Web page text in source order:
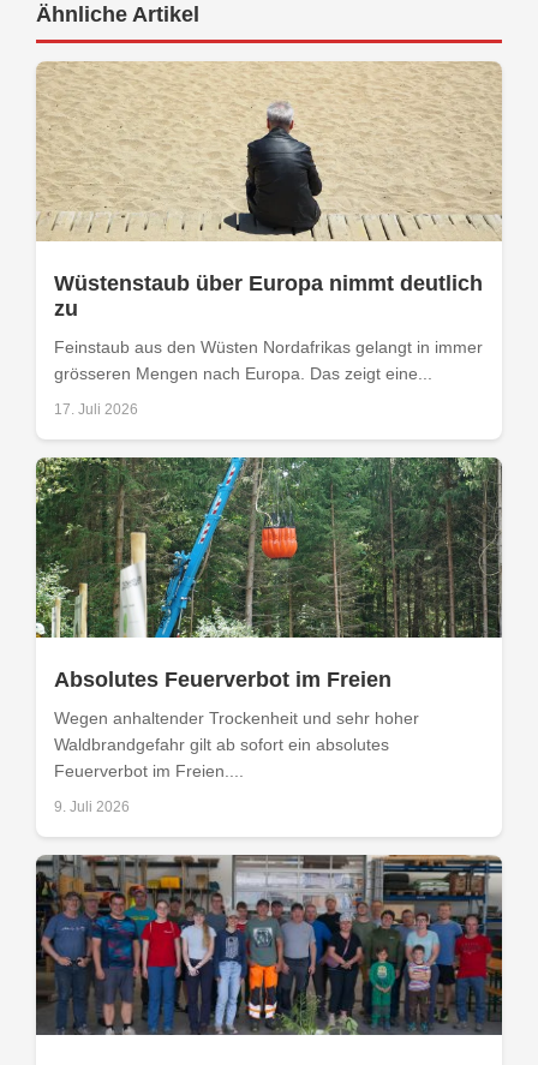
Ähnliche Artikel
Wüstenstaub über Europa nimmt deutlich
zu
Feinstaub aus den Wüsten Nordafrikas gelangt in immer
grösseren Mengen nach Europa. Das zeigt eine...
17. Juli 2026
Absolutes Feuerverbot im Freien
Wegen anhaltender Trockenheit und sehr hoher
Waldbrandgefahr gilt ab sofort ein absolutes
Feuerverbot im Freien....
9. Juli 2026